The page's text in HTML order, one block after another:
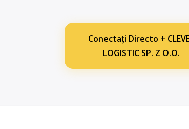
Conectați Directo +
LOGISTIC SP. Z O.O.